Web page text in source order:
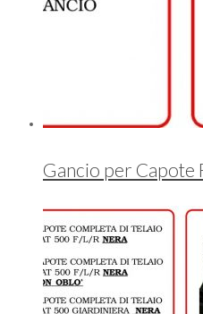
Gancio per Capote